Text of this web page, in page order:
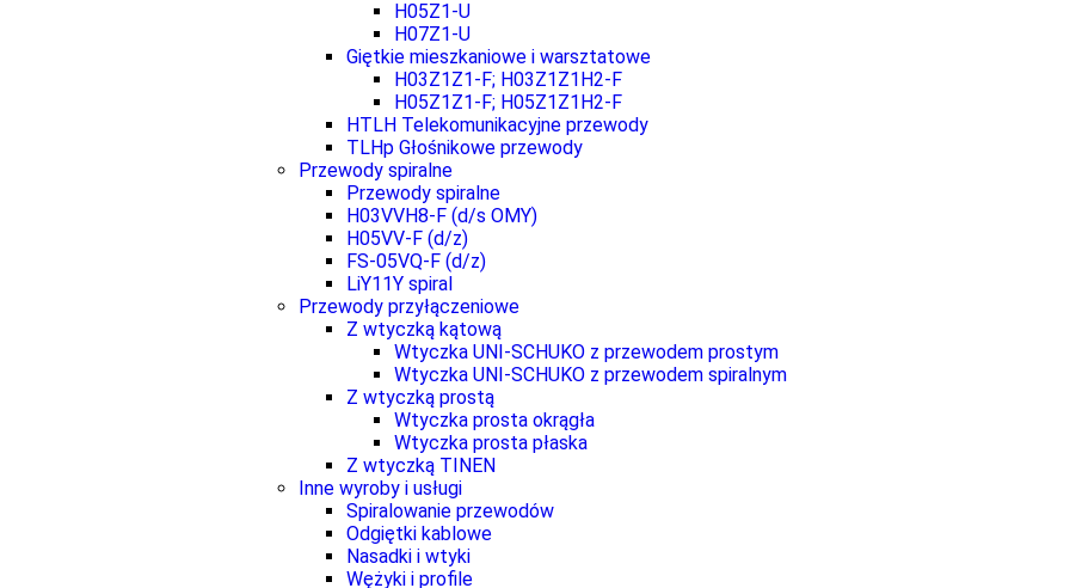
H05Z1-U
H07Z1-U
Giętkie mieszkaniowe i warsztatowe
H03Z1Z1-F; H03Z1Z1H2-F
H05Z1Z1-F; H05Z1Z1H2-F
HTLH Telekomunikacyjne przewody
TLHp Głośnikowe przewody
Przewody spiralne
Przewody spiralne
H03VVH8-F (d/s OMY)
H05VV-F (d/z)
FS-05VQ-F (d/z)
LiY11Y spiral
Przewody przyłączeniowe
Z wtyczką kątową
Wtyczka UNI-SCHUKO z przewodem prostym
Wtyczka UNI-SCHUKO z przewodem spiralnym
Z wtyczką prostą
Wtyczka prosta okrągła
Wtyczka prosta płaska
Z wtyczką TINEN
Inne wyroby i usługi
Spiralowanie przewodów
Odgiętki kablowe
Nasadki i wtyki
Wężyki i profile